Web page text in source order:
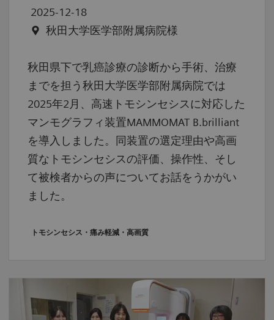
2025-12-18
秋田大学医学部附属病院様
秋田県下で乳癌診療の診断から手術、治療
までを担う秋田大学医学部附属病院では
2025年2月、高速トモシンセシスに対応した
マンモグラフィ装置MAMMOMAT B.brilliant
を導入しました。同装置の選定理由や高画
質なトモシンセシスの評価、操作性、そし
て被検者からの声についてお話をうかがい
ました。
トモシンセシス・痛み軽減・高画質